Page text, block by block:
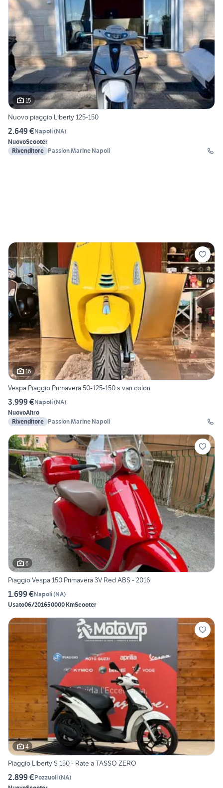
15
Nuovo piaggio Liberty 125-150
2.649 €Napoli(NA)
NuovoScooter
Rivenditore Passion Marine Napoli
16
Vespa Piaggio Primavera 50-125-150 s vari colori
3.999 €Napoli(NA)
NuovoAltro
Rivenditore Passion Marine Napoli
6
Piaggio Vespa 150 Primavera 3V Red ABS - 2016
1.699 €Napoli(NA)
Usato06/201650000 KmScooter
4
Piaggio Liberty S 150 - Rate a TASSO ZERO
2.899 €Pozzuoli(NA)